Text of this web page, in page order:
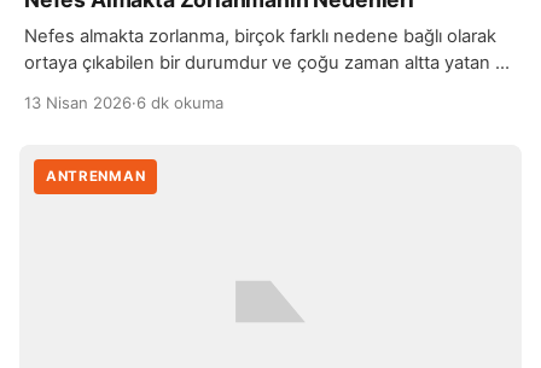
Nefes almakta zorlanma, birçok farklı nedene bağlı olarak
ortaya çıkabilen bir durumdur ve çoğu zaman altta yatan bir
solunum yolu hastalıklarıdır. Astım, bronşit veya zatürre gibi
almasını engelleyebilir. Ayrıca alerjik reaksiyonlar da
solunum yollarında şişmeye neden olarak benzer bir tablo
13 Nisan 2026·6 dk okuma
ANTRENMAN